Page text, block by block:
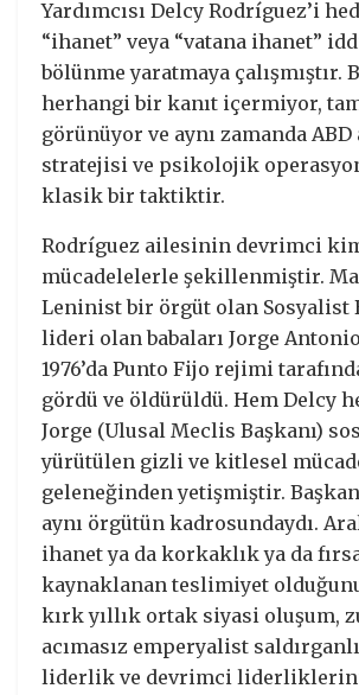
Yardımcısı Delcy Rodríguez’i
“ihanet” veya “vatana ihanet”
bölünme yaratmaya çalışmıştır.
herhangi bir kanıt içermiyor,
görünüyor ve aynı zamanda
stratejisi ve psikolojik
klasik bir taktiktir.
Rodríguez ailesinin devrimci
mücadelelerle şekillenmiştir.
Leninist bir örgüt olan Sosyalist
lideri olan babaları Jorge
1976’da Punto Fijo rejimi
gördü ve öldürüldü. Hem Delcy
Jorge (Ulusal Meclis Başkanı)
yürütülen gizli ve kitlesel
geleneğinden yetişmiştir.
aynı örgütün kadrosundaydı.
ihanet ya da korkaklık ya da
kaynaklanan teslimiyet
kırk yıllık ortak siyasi oluşum,
acımasız emperyalist
liderlik ve devrimci